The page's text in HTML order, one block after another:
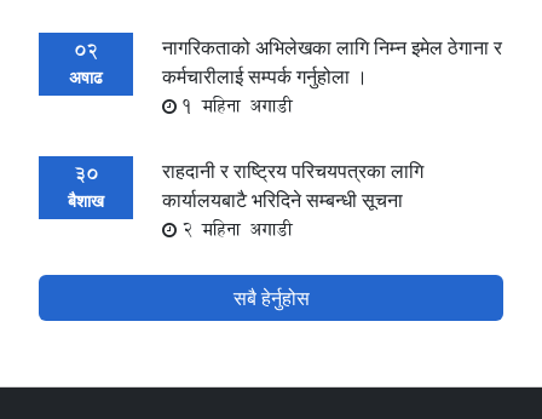
02
अषाढ
नागरिकताको अभिलेखका लागि निम्न इमेल ठेगाना र
कर्मचारीलाई सम्पर्क गर्नुहोला ।
1 महिना अगाडी
30
बैशाख
राहदानी र राष्ट्रिय परिचयपत्रका लागि
कार्यालयबाटै भरिदिने सम्बन्धी सूचना
2 महिना अगाडी
सबै हेर्नुहोस